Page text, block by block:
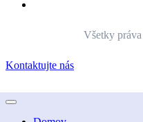
Všetky
Kontaktujte nás